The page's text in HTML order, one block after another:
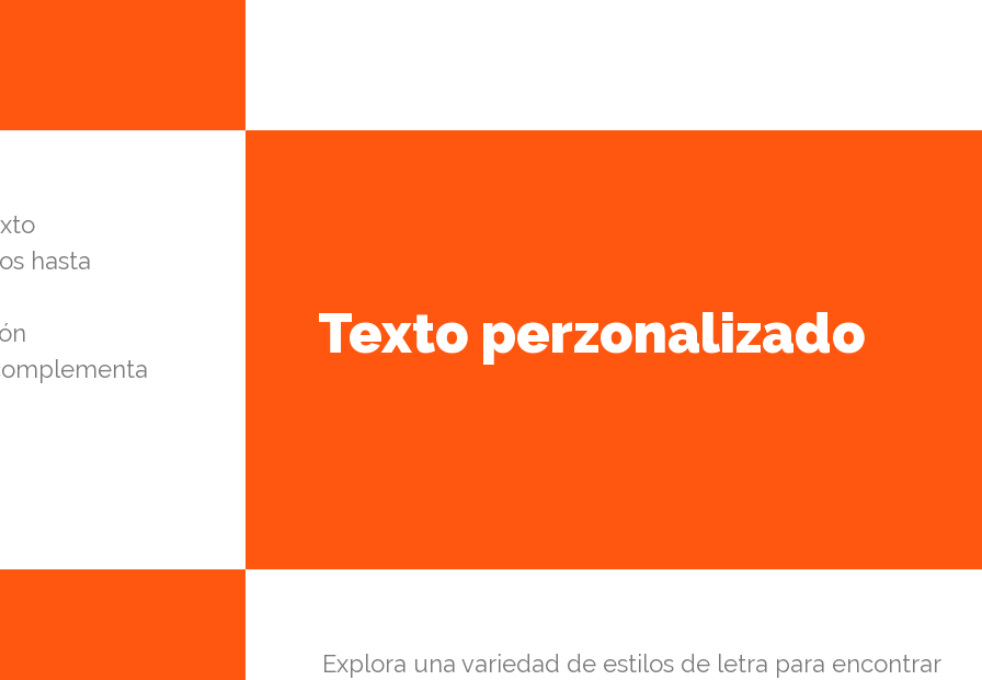
hasta
Texto perzonalizado
Explora una variedad de estilos de letra para encontrar